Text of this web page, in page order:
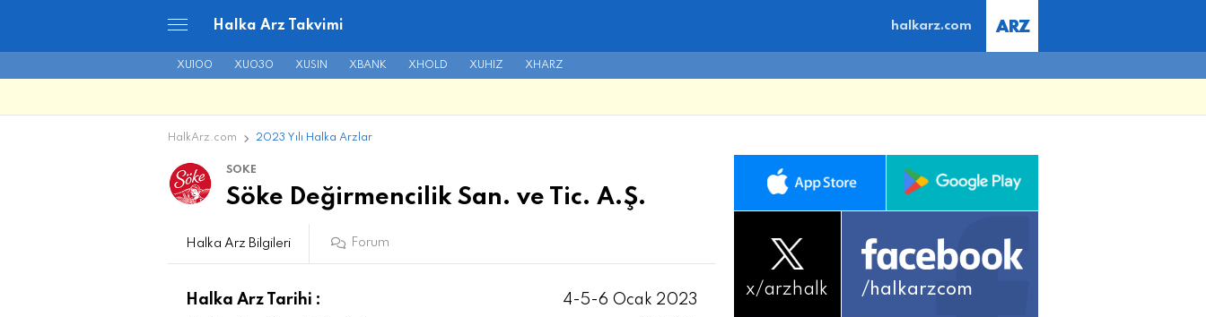
Halka Arz Takvimi halkarz.com
XU100 XU030 XUSIN XBANK XHOLD XUHIZ XHARZ
HalkArz.com 2023 Yılı Halka Arzlar
SOKE
Söke Değirmencilik San. ve Tic. A.Ş.
Halka Arz Bilgileri Forum
Halka Arz Tarihi :
4-5-6 Ocak 2023
x/arzhalk /halkarzcom